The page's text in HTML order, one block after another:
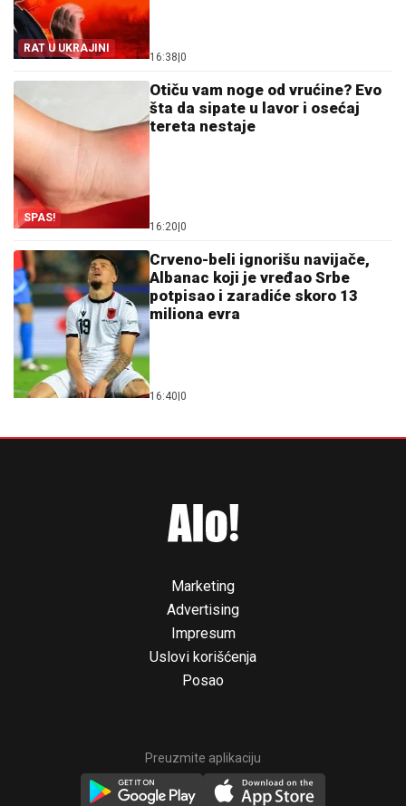
RAT U UKRAJINI
16:38|0
SPAS!
Otiču vam noge od vrućine? Evo
šta da sipate u lavor i osećaj
tereta nestaje
16:20|0
Crveno-beli ignorišu navijače,
Albanac koji je vređao Srbe
potpisao i zaradiće skoro 13
miliona evra
16:40|0
Marketing
Advertising
Impresum
Uslovi korišćenja
Posao
Preuzmite aplikaciju